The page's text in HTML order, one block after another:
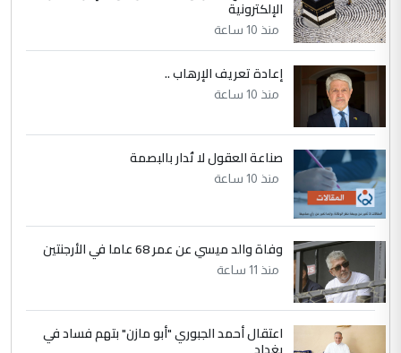
الموضوع :
مكتب السيد احمد الصافي : لا يوجود
لدينا اي حساب على الفيس بوك وتويتر
الإلكترونية
منذ 10 ساعة
إعادة تعريف الإرهاب ..
منذ 10 ساعة
صناعة العقول لا تُدار بالبصمة
منذ 10 ساعة
وفاة والد ميسي عن عمر 68 عاما في الأرجنتين
منذ 11 ساعة
اعتقال أحمد الجبوري "أبو مازن" بتهم فساد في